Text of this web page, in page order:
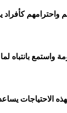
بانتباه لما
الاحتياجات